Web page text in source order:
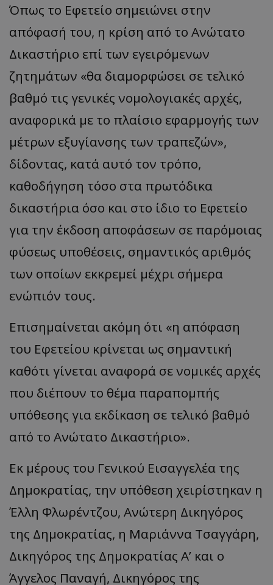
Όπως το Εφετείο σημειώνει στην
απόφασή του, η κρίση από το Ανώτατο
Δικαστήριο επί των εγειρόμενων
ζητημάτων «θα διαμορφώσει σε τελικό
βαθμό τις γενικές νομολογιακές αρχές,
αναφορικά με το πλαίσιο εφαρμογής των
μέτρων εξυγίανσης των τραπεζών»,
δίδοντας, κατά αυτό τον τρόπο,
καθοδήγηση τόσο στα πρωτόδικα
δικαστήρια όσο και στο ίδιο το Εφετείο
για την έκδοση αποφάσεων σε παρόμοιας
φύσεως υποθέσεις, σημαντικός αριθμός
των οποίων εκκρεμεί μέχρι σήμερα
ενώπιόν τους.
Επισημαίνεται ακόμη ότι «η απόφαση
του Εφετείου κρίνεται ως σημαντική
καθότι γίνεται αναφορά σε νομικές αρχές
που διέπουν το θέμα παραπομπής
υπόθεσης για εκδίκαση σε τελικό βαθμό
από το Ανώτατο Δικαστήριο».
Εκ μέρους του Γενικού Εισαγγελέα της
Δημοκρατίας, την υπόθεση χειρίστηκαν η
Έλλη Φλωρέντζου, Ανώτερη Δικηγόρος
της Δημοκρατίας, η Μαριάννα Τσαγγάρη,
Δικηγόρος της Δημοκρατίας Α’ και ο
Άγγελος Παναγή, Δικηγόρος της